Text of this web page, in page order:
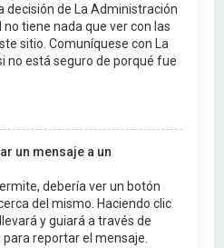
decisión de La Administración
tiene nada que ver con las
sitio. Comuníquese con La
no está seguro de porqué fue
un mensaje a un
debería ver un botón
del mismo. Haciendo clic
y guiará a través de
reportar el mensaje.